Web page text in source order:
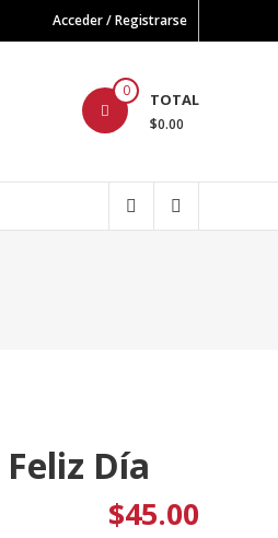
Acceder / Registrarse
0 TOTAL
$0.00
Día
$45.00